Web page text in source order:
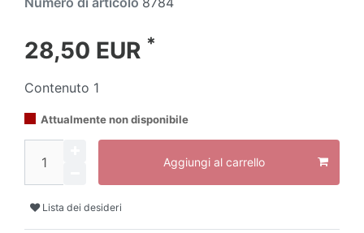
28,50 EUR *
Contenuto 1
Attualmente non disponibile
Aggiungi al carrello
Lista dei desideri